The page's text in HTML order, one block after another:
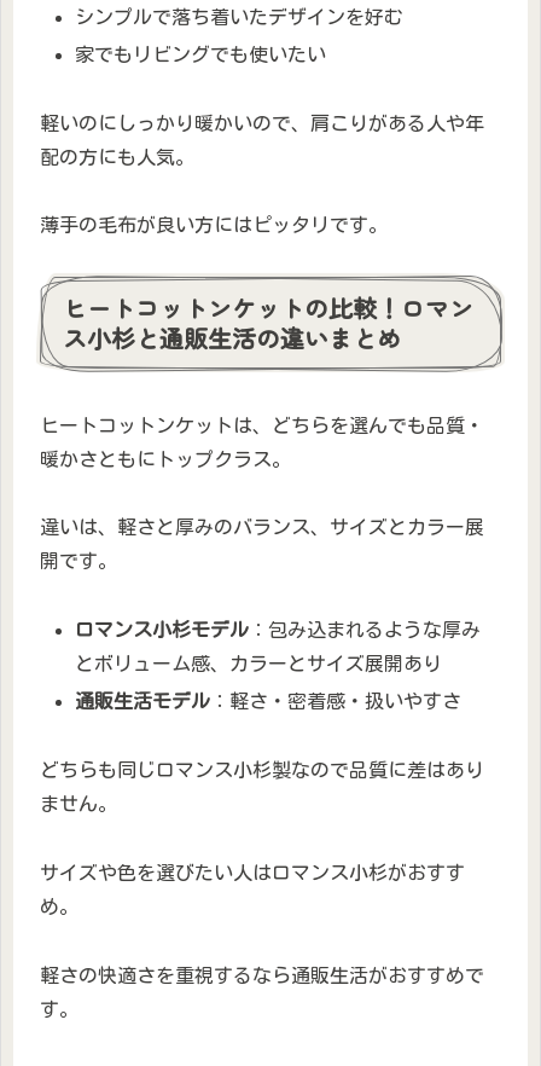
シンプルで落ち着いたデザインを好む
家でもリビングでも使いたい
軽いのにしっかり暖かいので、肩こりがある人や年
配の方にも人気。
薄手の毛布が良い方にはピッタリです。
ヒートコットンケットの比較！ロマン
ス小杉と通販生活の違いまとめ
ヒートコットンケットは、どちらを選んでも品質・
暖かさともにトップクラス。
違いは、軽さと厚みのバランス、サイズとカラー展
開です。
ロマンス小杉モデル ：包み込まれるような厚み
とボリューム感、カラーとサイズ展開あり
通販生活モデル ：軽さ・密着感・扱いやすさ
どちらも同じロマンス小杉製なので品質に差はあり
ません。
サイズや色を選びたい人はロマンス小杉がおすす
め。
軽さの快適さを重視するなら通販生活がおすすめで
す。